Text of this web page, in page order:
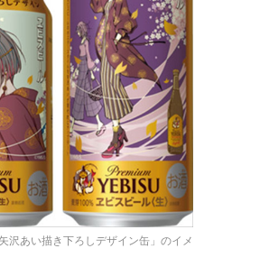
沢あい描き下ろしデザイン缶」のイメ